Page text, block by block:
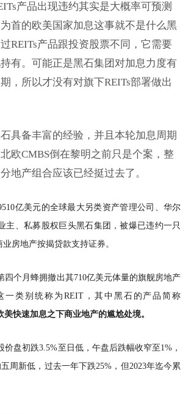
产品出现违约其实是大概率可预测
首的欧美国家加息这事就不是什么黑
REITs产品跟投资股票不同，它需要
有。可能正是黑石集团对加息力度有
，所以才没有对旗下REITs部署做出
具备丰富的经验，并且本轮加息周期
欧CMBS倒在黎明之前只是个案，整
地产组合应该已经挺过去了。
亿美元的全球最大另类资产管理公司、华尔
主、私募股权巨头黑石集团，被爆已违约一只
房地产按揭贷款支持证券。
四个月蜂拥撤出其710亿美元体量的旗舰房地产
一类别统称为REIT，其中黑石的产品简称
美快速加息之下商业地产的尴尬处境。
价盘初跌3.5%至日低，午盘后跌幅收窄至1%，
周新低，过去一年下跌25%，但2023年迄今累